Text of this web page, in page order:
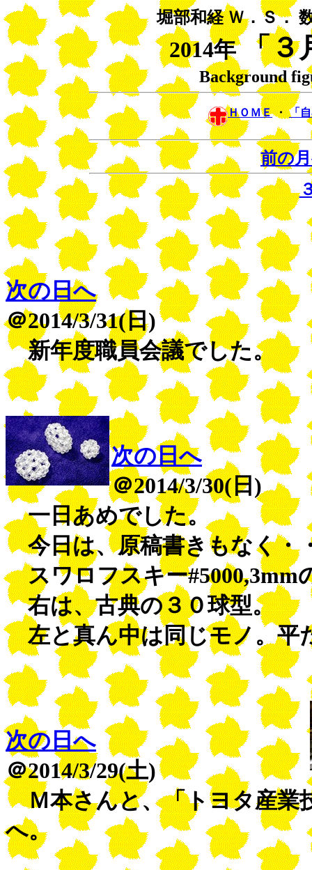
堀部和経 Ｗ．Ｓ．
2014年 「
Background
ＨＯＭＥ・「
前の
次の日へ
＠2014/3/31(日)
新年度職員会議でした。
次の日へ
＠2014/3/30(日)
一日あめでした。
今日は、原稿書きもなく・
スワロフスキー#5000,3mm
右は、古典の３０球型。
左と真ん中は同じモノ。平
次の日へ
＠2014/3/29(土)
Ｍ本さんと、「トヨタ産業
へ。